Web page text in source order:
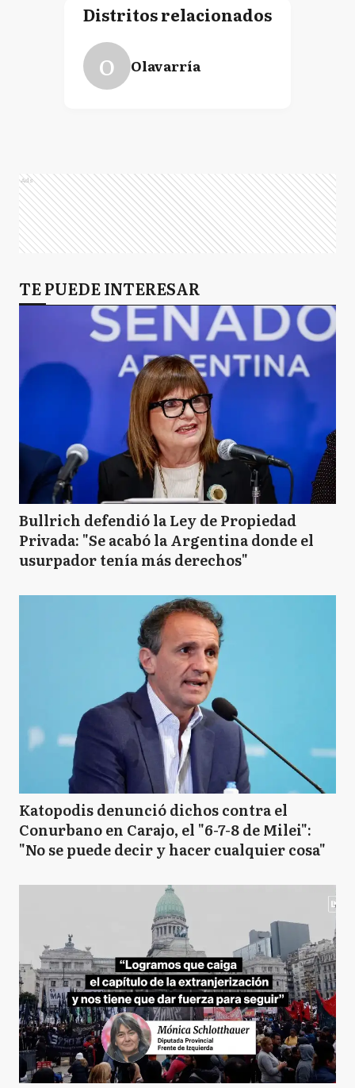
Distritos relacionados
O Olavarría
Ads
TE PUEDE INTERESAR
Bullrich defendió la Ley de Propiedad
Privada: "Se acabó la Argentina donde el
usurpador tenía más derechos"
Katopodis denunció dichos contra el
Conurbano en Carajo, el "6-7-8 de Milei":
"No se puede decir y hacer cualquier cosa"